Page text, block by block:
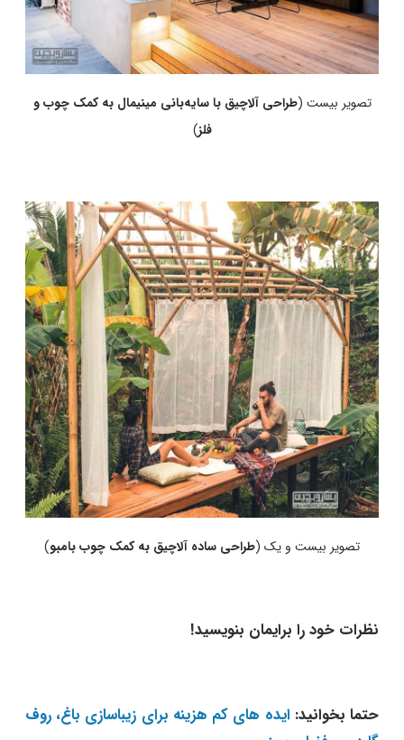
تصویر بیست ( طراحی آلاچیق با سایه‌بانی مینیمال به کمک چوب و
فلز)
تصویر بیست و یک ( طراحی ساده آلاچیق به کمک چوب بامبو)
نظرات خود را برایمان بنویسید!
حتما بخوانید:ایده های کم هزینه برای زیباسازی باغ، روف